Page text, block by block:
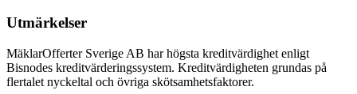
Utmärkelser
MäklarOfferter Sverige AB har högsta kreditvärdighet enligt
Bisnodes kreditvärderingssystem. Kreditvärdigheten grundas på
flertalet nyckeltal och övriga skötsamhetsfaktorer.